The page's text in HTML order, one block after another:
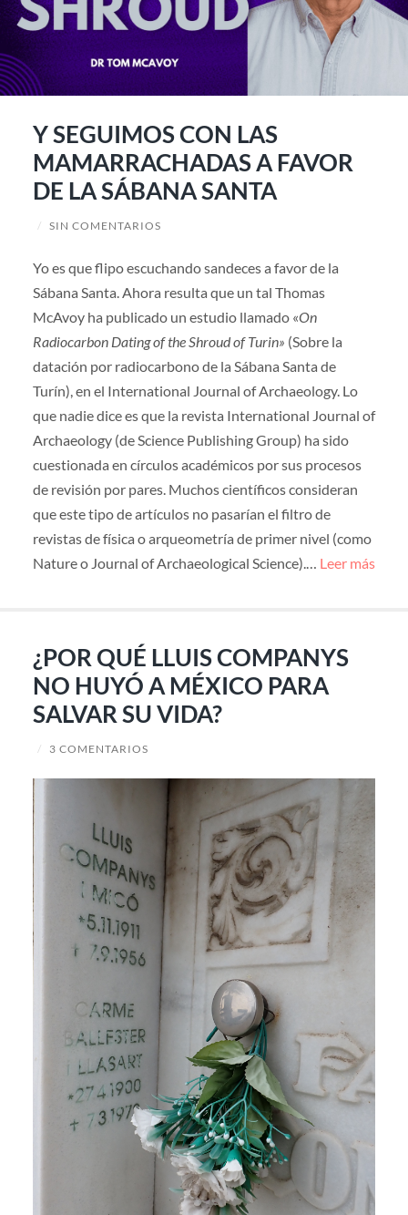
Y SEGUIMOS CON LAS
MAMARRACHADAS A FAVOR
DE LA SÁBANA SANTA
/ SIN COMENTARIOS
Yo es que flipo escuchando sandeces a favor de la
Sábana Santa. Ahora resulta que un tal Thomas
McAvoy ha publicado un estudio llamado «On
Radiocarbon Dating of the Shroud of Turin» (Sobre la
datación por radiocarbono de la Sábana Santa de
Turín), en el International Journal of Archaeology. Lo
que nadie dice es que la revista International Journal of
Archaeology (de Science Publishing Group) ha sido
cuestionada en círculos académicos por sus procesos
de revisión por pares. Muchos científicos consideran
que este tipo de artículos no pasarían el filtro de
revistas de física o arqueometría de primer nivel (como
Nature o Journal of Archaeological Science).… Leer más
¿POR QUÉ LLUIS COMPANYS
NO HUYÓ A MÉXICO PARA
SALVAR SU VIDA?
/ 3 COMENTARIOS